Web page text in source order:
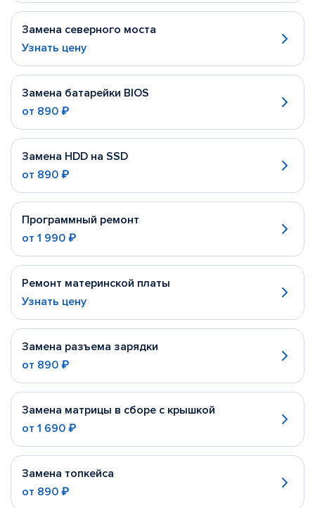
Замена северного моста
Узнать цену
Замена батарейки BIOS
от 890 ₽
Замена HDD на SSD
от 890 ₽
Программный ремонт
от 1 990 ₽
Ремонт материнской платы
Узнать цену
Замена разъема зарядки
от 890 ₽
Замена матрицы в сборе с крышкой
от 1 690 ₽
Замена топкейса
от 890 ₽